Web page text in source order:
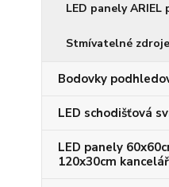
LED panely ARIEL
Stmívatelné zdroje
Bodovky
LED schodišťová
LED panely
120x30cm